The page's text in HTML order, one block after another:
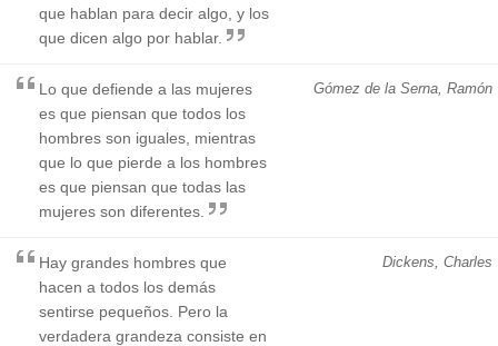
que hablan para decir algo, y los
que dicen algo por hablar.
Gómez de la Serna, Ramón
Lo que defiende a las mujeres
es que piensan que todos los
hombres son iguales, mientras
que lo que pierde a los hombres
es que piensan que todas las
mujeres son diferentes.
Dickens, Charles
Hay grandes hombres que
hacen a todos los demás
sentirse pequeños. Pero la
verdadera grandeza consiste en